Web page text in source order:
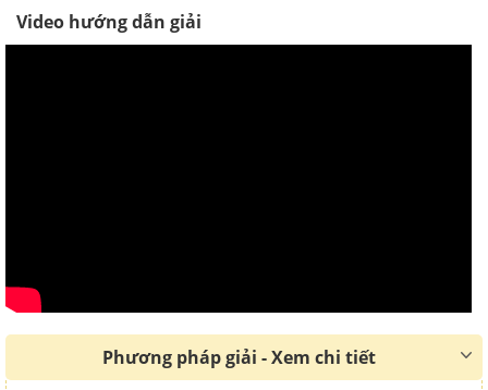
Video hướng dẫn giải
Phương pháp giải - Xem chi tiết